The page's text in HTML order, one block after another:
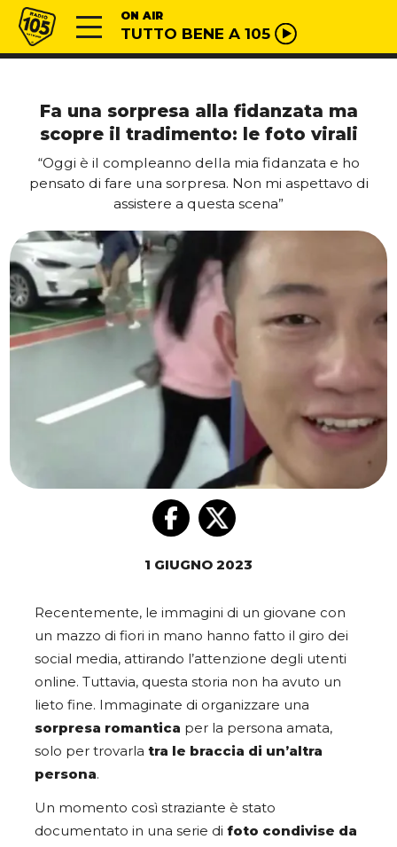
Vai al contenuto
Radio 105 ON AIR
TUTTO BENE A 105
Fa una sorpresa alla fidanzata ma
scopre il tradimento: le foto virali
“Oggi è il compleanno della mia fidanzata e ho
pensato di fare una sorpresa. Non mi aspettavo di
assistere a questa scena”
1 GIUGNO 2023
Recentemente, le immagini di un giovane con
un mazzo di fiori in mano hanno fatto il giro dei
social media, attirando l’attenzione degli utenti
online. Tuttavia, questa storia non ha avuto un
lieto fine. Immaginate di organizzare una
sorpresa romantica per la persona amata,
solo per trovarla tra le braccia di un’altra
persona.
Un momento così straziante è stato
documentato in una serie di foto condivise da